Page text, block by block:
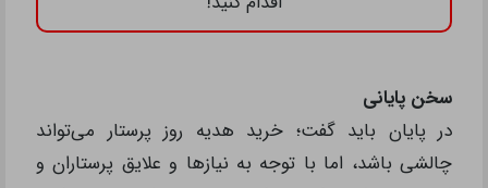
سخن پایانی
در پایان باید گفت؛ خرید هدیه روز پرستار می‌تواند
چالشی باشد، اما با توجه به نیازها و علایق پرستاران و